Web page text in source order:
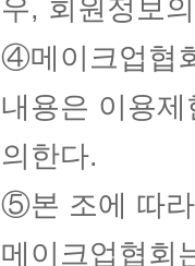
우, 회원정보
④메이크업협
내용은 이용
의한다.
⑤본 조에 따라
메이크업협회